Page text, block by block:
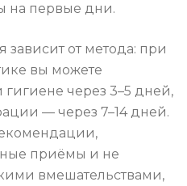
на первые дни.
зависит от метода: при
вы можете
через 3–5 дней,
— через 7–14 дней.
приёмы и не
вмешательствами,